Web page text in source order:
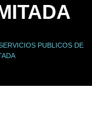
PUBLICOS DE